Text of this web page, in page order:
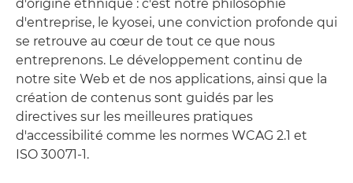
d'origine ethnique : c'est notre philosophie
d'entreprise, le kyosei, une conviction profonde qui
se retrouve au cœur de tout ce que nous
entreprenons. Le développement continu de
notre site Web et de nos applications, ainsi que la
création de contenus sont guidés par les
directives sur les meilleures pratiques
d'accessibilité comme les normes WCAG 2.1 et
ISO 30071-1.